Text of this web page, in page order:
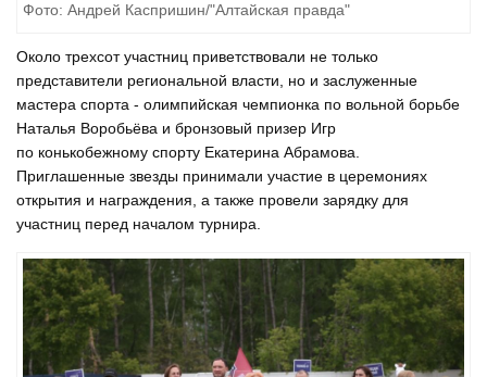
Фото: Андрей Каспришин/"Алтайская правда"
Около трехсот участниц приветствовали не только
представители региональной власти, но и заслуженные
мастера спорта - олимпийская чемпионка по вольной борьбе
Наталья Воробьёва и бронзовый призер Игр
по конькобежному спорту Екатерина Абрамова.
Приглашенные звезды принимали участие в церемониях
открытия и награждения, а также провели зарядку для
участниц перед началом турнира.